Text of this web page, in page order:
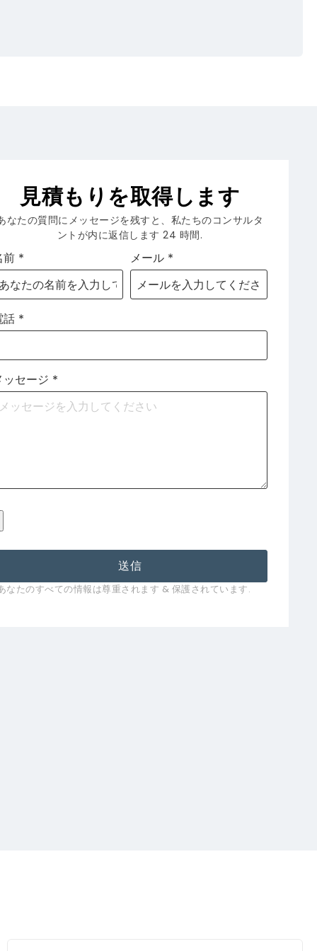
見積もりを取得します
なたの質問にメッセージを残すと、私たちのコンサルタ
ントが内に返信します 24 時間.
前 * メール *
話 *
ッセージ *
送信
なたのすべての情報は尊重されます & 保護されています.